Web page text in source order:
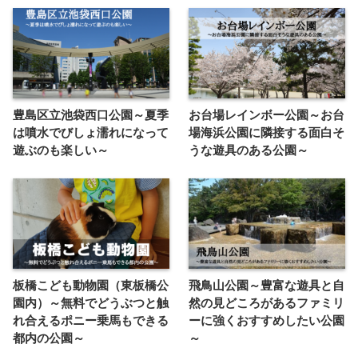
豊島区立池袋西口公園～夏季
は噴水でびしょ濡れになって
遊ぶのも楽しい～
お台場レインボー公園～お台
場海浜公園に隣接する面白そ
うな遊具のある公園～
板橋こども動物園（東板橋公
園内）～無料でどうぶつと触
れ合えるポニー乗馬もできる
都内の公園～
飛鳥山公園～豊富な遊具と自
然の見どころがあるファミリ
ーに強くおすすめしたい公園
～